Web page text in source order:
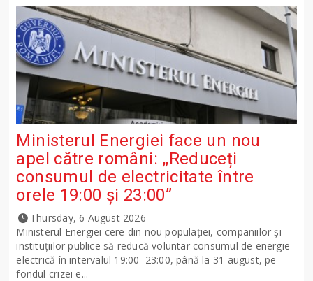
Ministerul Energiei face un nou
apel către români: „Reduceți
consumul de electricitate între
orele 19:00 și 23:00”
Thursday, 6 August 2026
Ministerul Energiei cere din nou populației, companiilor și
instituțiilor publice să reducă voluntar consumul de energie
electrică în intervalul 19:00–23:00, până la 31 august, pe
fondul crizei e...